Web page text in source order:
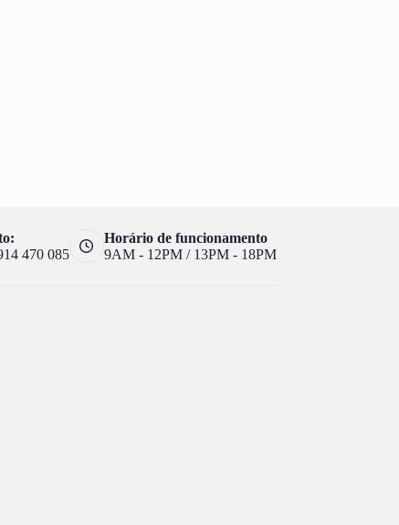
470 085
Horário de funcionamento
9AM - 12PM / 13PM - 18PM